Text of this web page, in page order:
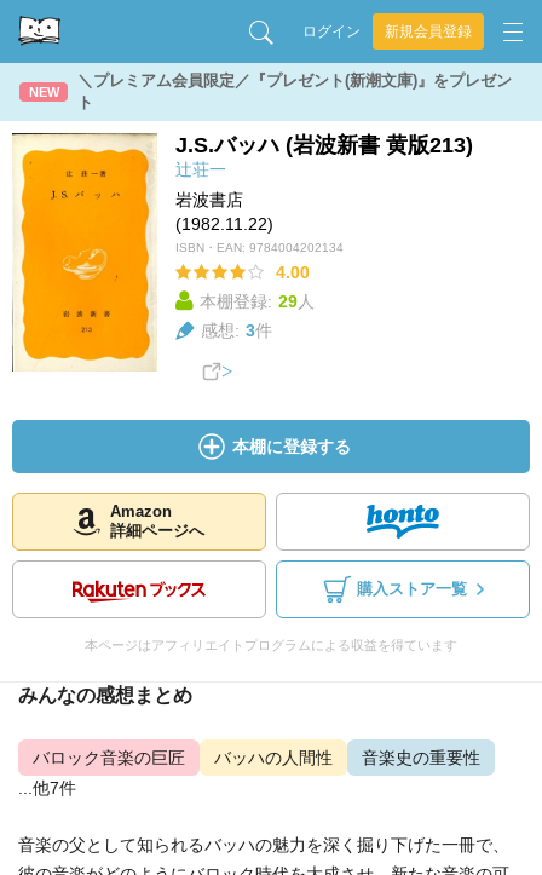
ログイン 新規会員登録
NEW
＼プレミアム会員限定／『プレゼント(新潮文庫)』をプレゼン
ト
J.S.バッハ (岩波新書 黄版213)
辻荘一
岩波書店
(1982.11.22)
ISBN・EAN: 9784004202134
4.00
本棚登録: 29人
感想: 3件
本棚に登録する
Amazon
詳細ページへ
購入ストア一覧
本ページはアフィリエイトプログラムによる収益を得ています
みんなの感想まとめ
バロック音楽の巨匠 バッハの人間性
音楽史の重要性
...他7件
音楽の父として知られるバッハの魅力を深く掘り下げた一冊で、